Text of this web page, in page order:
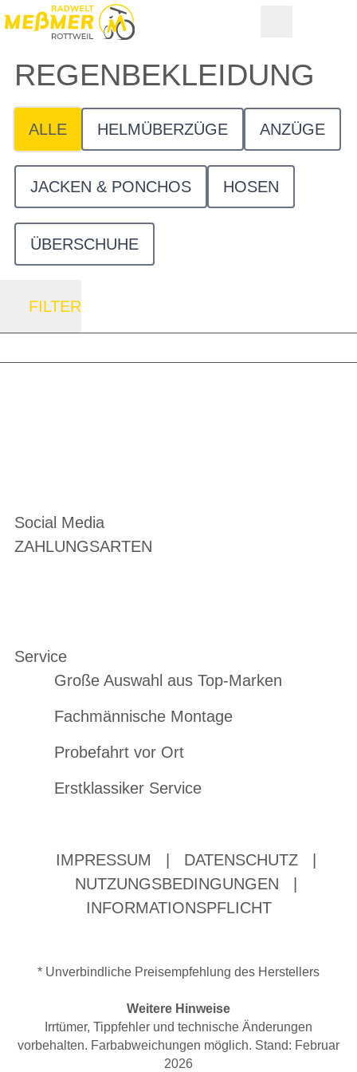
REGEN­BEKLEIDUNG
ALLE HELMÜBERZÜGE ANZÜGE
JACKEN & PONCHOS HOSEN
ÜBERSCHUHE
FILTER
Social Media
ZAHLUNGSARTEN
Service
Große Auswahl aus Top-Marken
Fachmännische Montage
Probefahrt vor Ort
Erstklassiker Service
IMPRESSUM DATENSCHUTZ
NUTZUNGSBEDINGUNGEN
INFORMATIONSPFLICHT
* Unverbindliche Preisempfehlung des Herstellers
Weitere Hinweise
Irrtümer, Tippfehler und technische Änderungen
vorbehalten. Farbabweichungen möglich. Stand: Februar
2026